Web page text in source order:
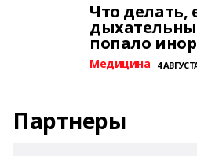
Что делать,
попало
Медицина 4
Партнеры